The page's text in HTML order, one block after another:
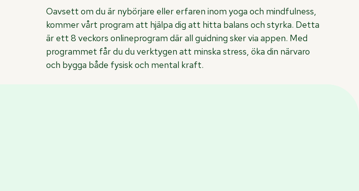
Oavsett om du är nybörjare eller erfaren inom yoga och mindfulness,
kommer vårt program att hjälpa dig att hitta balans och styrka. Detta
är ett 8 veckors onlineprogram där all guidning sker via appen. Med
programmet får du du verktygen att minska stress, öka din närvaro
och bygga både fysisk och mental kraft.